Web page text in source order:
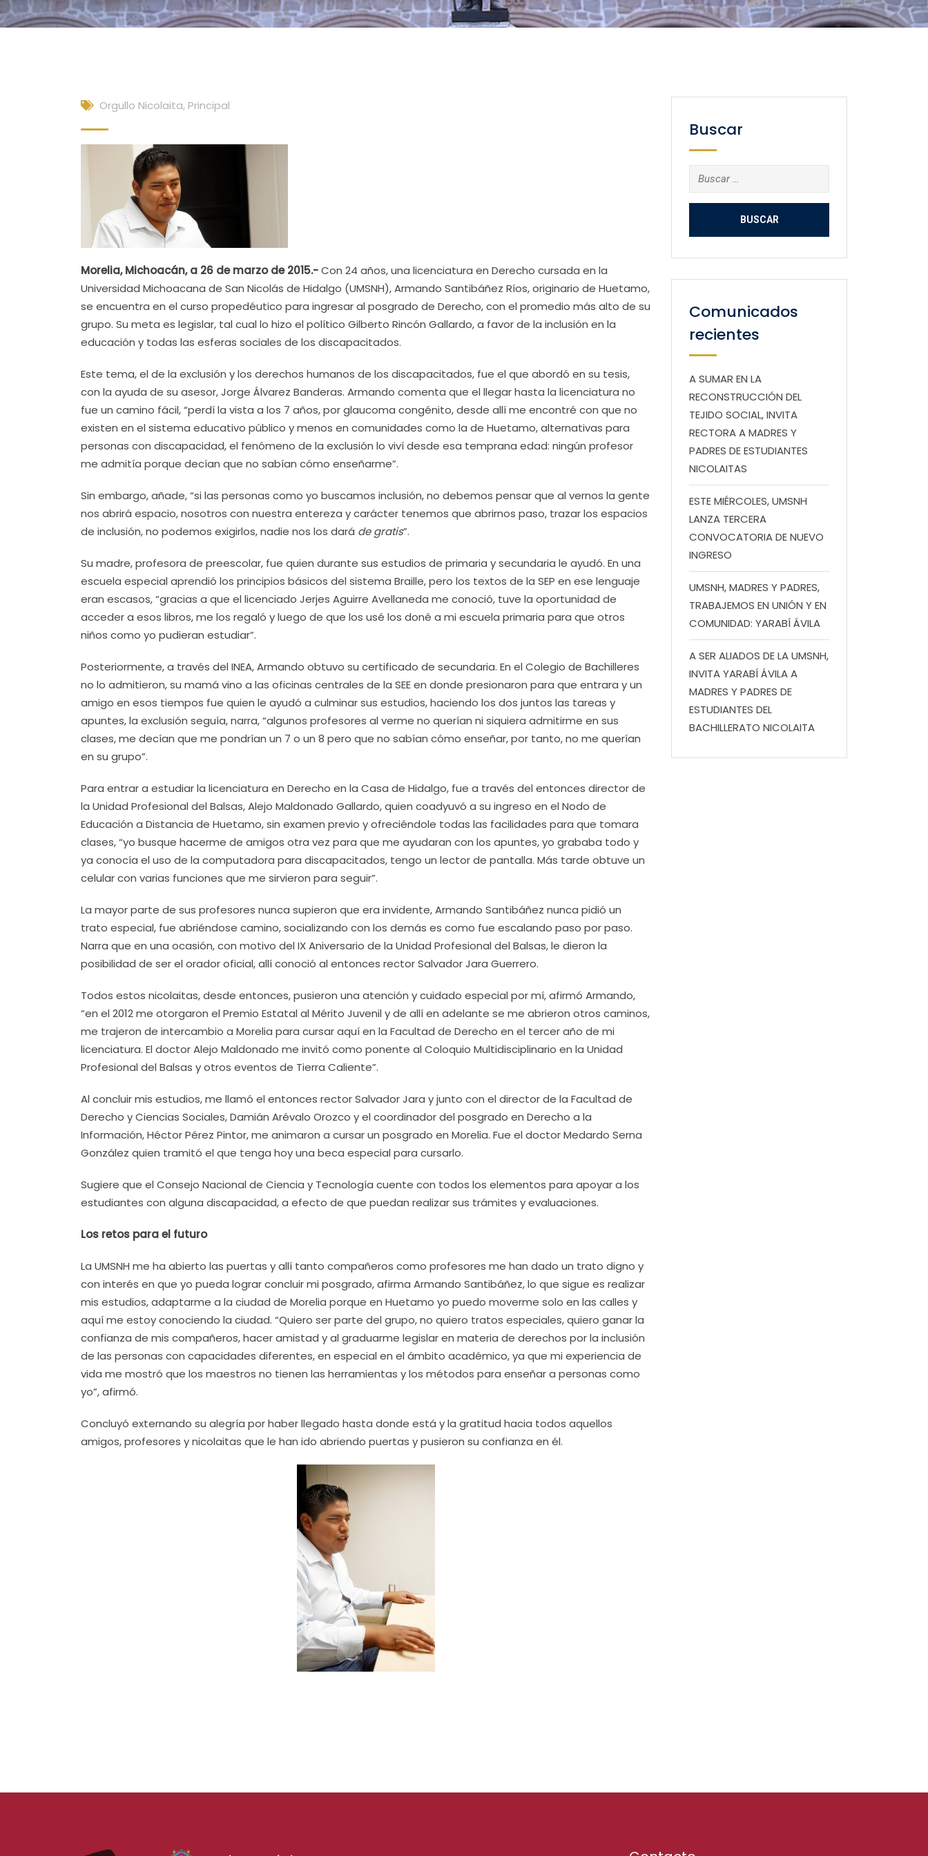
Orgullo Nicolaita, Principal
Morelia, Michoacán, a 26 de marzo de 2015.-Con 24 años, una licenciatura en Derecho cursada en la
Universidad Michoacana de San Nicolás de Hidalgo (UMSNH), Armando Santibáñez Ríos, originario de Huetamo,
se encuentra en el curso propedéutico para ingresar al posgrado de Derecho, con el promedio más alto de su
grupo. Su meta es legislar, tal cual lo hizo el político Gilberto Rincón Gallardo, a favor de la inclusión en la
educación y todas las esferas sociales de los discapacitados.
Este tema, el de la exclusión y los derechos humanos de los discapacitados, fue el que abordó en su tesis,
con la ayuda de su asesor, Jorge Álvarez Banderas. Armando comenta que el llegar hasta la licenciatura no
fue un camino fácil, “perdí la vista a los 7 años, por glaucoma congénito, desde allí me encontré con que no
existen en el sistema educativo público y menos en comunidades como la de Huetamo, alternativas para
personas con discapacidad, el fenómeno de la exclusión lo viví desde esa temprana edad: ningún profesor
me admitía porque decían que no sabían cómo enseñarme”.
Sin embargo, añade, “si las personas como yo buscamos inclusión, no debemos pensar que al vernos la gente
nos abrirá espacio, nosotros con nuestra entereza y carácter tenemos que abrirnos paso, trazar los espacios
de inclusión, no podemos exigirlos, nadie nos los dará de gratis”.
Su madre, profesora de preescolar, fue quien durante sus estudios de primaria y secundaria le ayudó. En una
escuela especial aprendió los principios básicos del sistema Braille, pero los textos de la SEP en ese lenguaje
eran escasos, “gracias a que el licenciado Jerjes Aguirre Avellaneda me conoció, tuve la oportunidad de
acceder a esos libros, me los regaló y luego de que los usé los doné a mi escuela primaria para que otros
niños como yo pudieran estudiar”.
Posteriormente, a través del INEA, Armando obtuvo su certificado de secundaria. En el Colegio de Bachilleres
no lo admitieron, su mamá vino a las oficinas centrales de la SEE en donde presionaron para que entrara y un
amigo en esos tiempos fue quien le ayudó a culminar sus estudios, haciendo los dos juntos las tareas y
apuntes, la exclusión seguía, narra, “algunos profesores al verme no querían ni siquiera admitirme en sus
clases, me decían que me pondrían un 7 o un 8 pero que no sabían cómo enseñar, por tanto, no me querían
en su grupo”.
Para entrar a estudiar la licenciatura en Derecho en la Casa de Hidalgo, fue a través del entonces director de
la Unidad Profesional del Balsas, Alejo Maldonado Gallardo, quien coadyuvó a su ingreso en el Nodo de
Educación a Distancia de Huetamo, sin examen previo y ofreciéndole todas las facilidades para que tomara
clases, “yo busque hacerme de amigos otra vez para que me ayudaran con los apuntes, yo grababa todo y
ya conocía el uso de la computadora para discapacitados, tengo un lector de pantalla. Más tarde obtuve un
celular con varias funciones que me sirvieron para seguir”.
La mayor parte de sus profesores nunca supieron que era invidente, Armando Santibáñez nunca pidió un
trato especial, fue abriéndose camino, socializando con los demás es como fue escalando paso por paso.
Narra que en una ocasión, con motivo del IX Aniversario de la Unidad Profesional del Balsas, le dieron la
posibilidad de ser el orador oficial, allí conoció al entonces rector Salvador Jara Guerrero.
Todos estos nicolaitas, desde entonces, pusieron una atención y cuidado especial por mí, afirmó Armando,
“en el 2012 me otorgaron el Premio Estatal al Mérito Juvenil y de allí en adelante se me abrieron otros caminos,
me trajeron de intercambio a Morelia para cursar aquí en la Facultad de Derecho en el tercer año de mi
licenciatura. El doctor Alejo Maldonado me invitó como ponente al Coloquio Multidisciplinario en la Unidad
Profesional del Balsas y otros eventos de Tierra Caliente”.
Al concluir mis estudios, me llamó el entonces rector Salvador Jara y junto con el director de la Facultad de
Derecho y Ciencias Sociales, Damián Arévalo Orozco y el coordinador del posgrado en Derecho a la
Información, Héctor Pérez Pintor, me animaron a cursar un posgrado en Morelia. Fue el doctor Medardo Serna
González quien tramitó el que tenga hoy una beca especial para cursarlo.
Sugiere que el Consejo Nacional de Ciencia y Tecnología cuente con todos los elementos para apoyar a los
estudiantes con alguna discapacidad, a efecto de que puedan realizar sus trámites y evaluaciones.
Los retos para el futuro
La UMSNH me ha abierto las puertas y allí tanto compañeros como profesores me han dado un trato digno y
con interés en que yo pueda lograr concluir mi posgrado, afirma Armando Santibáñez, lo que sigue es realizar
mis estudios, adaptarme a la ciudad de Morelia porque en Huetamo yo puedo moverme solo en las calles y
aquí me estoy conociendo la ciudad. “Quiero ser parte del grupo, no quiero tratos especiales, quiero ganar la
confianza de mis compañeros, hacer amistad y al graduarme legislar en materia de derechos por la inclusión
de las personas con capacidades diferentes, en especial en el ámbito académico, ya que mi experiencia de
vida me mostró que los maestros no tienen las herramientas y los métodos para enseñar a personas como
yo”, afirmó.
Concluyó externando su alegría por haber llegado hasta donde está y la gratitud hacia todos aquellos
amigos, profesores y nicolaitas que le han ido abriendo puertas y pusieron su confianza en él.
Buscar
Buscar:
Comunicados
recientes
A SUMAR EN LA
RECONSTRUCCIÓN DEL
TEJIDO SOCIAL, INVITA
RECTORA A MADRES Y
PADRES DE ESTUDIANTES
NICOLAITAS
ESTE MIÉRCOLES, UMSNH
LANZA TERCERA
CONVOCATORIA DE NUEVO
INGRESO
UMSNH, MADRES Y PADRES,
TRABAJEMOS EN UNIÓN Y EN
COMUNIDAD: YARABÍ ÁVILA
A SER ALIADOS DE LA UMSNH,
INVITA YARABÍ ÁVILA A
MADRES Y PADRES DE
ESTUDIANTES DEL
BACHILLERATO NICOLAITA